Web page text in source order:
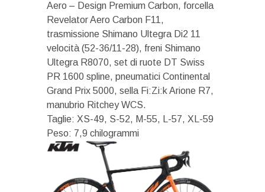
Aero – Design Premium Carbon, forcella
Revelator Aero Carbon F11,
trasmissione Shimano Ultegra Di2 11
velocità (52-36/11-28), freni Shimano
Ultegra R8070, set di ruote DT Swiss
PR 1600 spline, pneumatici Continental
Grand Prix 5000, sella Fi:Zi:k Arione R7,
manubrio Ritchey WCS.
Taglie: XS-49, S-52, M-55, L-57, XL-59
Peso: 7,9 chilogrammi